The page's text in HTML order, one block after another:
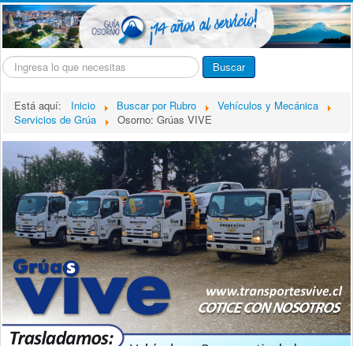
Buscar... Buscar
Está aquí: Inicio Buscar por Rubro
Vehículos y Mecánica
Servicios de Grúa
Osorno: Grúas VIVE